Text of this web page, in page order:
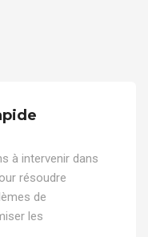
à intervenir dans
résoudre
de
les